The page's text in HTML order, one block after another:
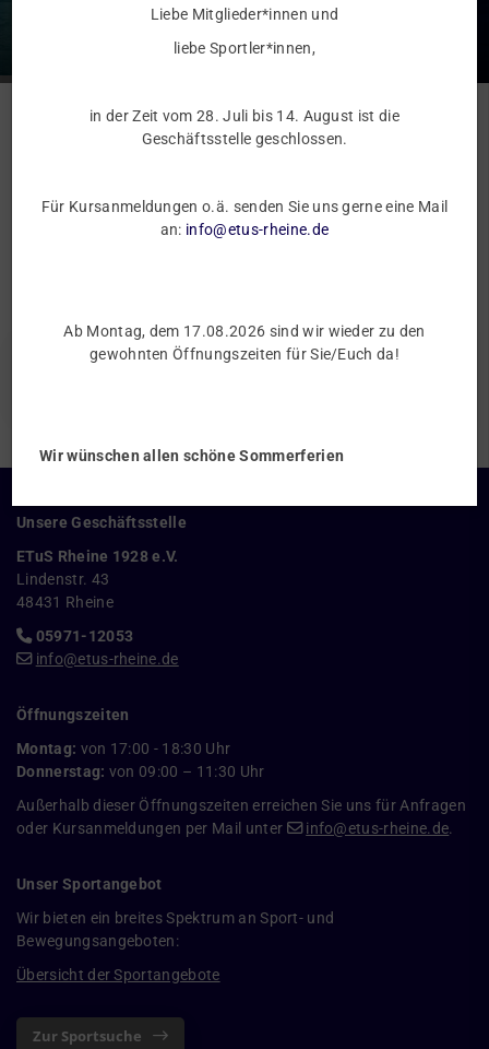
Fragen
Hier finden Sie sind Antworten auf die am häufigsten gestellten
Warum sind Telefon/Mobil und Email-Adresse für die
Unsere Geschäftsstelle
ETuS Rheine 1928 e.V.
Lindenstr. 43
48431 Rheine
05971-12053
info@etus-rheine.de
Öffnungszeiten
Montag: von 17:00 - 18:30 Uhr
Donnerstag: von 09:00 – 11:30 Uhr
Außerhalb dieser Öffnungszeiten erreichen Sie uns für Anfragen
oder Kursanmeldungen per Mail unter
info@etus-rheine.de.
Unser Sportangebot
Wir bieten ein breites Spektrum an Sport- und
Bewegungsangeboten:
Übersicht der Sportangebote
Zur Sportsuche
Liebe Mitglieder*innen und
liebe Sportler*innen,
in der Zeit vom 28. Juli bis 14. August ist die
Geschäftsstelle geschlossen.
Für Kursanmeldungen o.ä. senden Sie uns gerne eine Mail
an: info@etus-rheine.de
Ab Montag, dem 17.08.2026 sind wir wieder zu den
gewohnten Öffnungszeiten für Sie/Euch da!
Wir wünschen allen schöne Sommerferien